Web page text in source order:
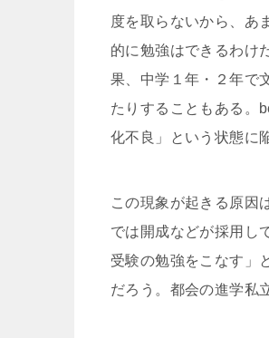
度を取らないから、あ
的に勉強はできるわけ
果、中学１年・２年で
たりすることもある。
化不良」という状態に
この現象が起きる原因
では開成などが採用し
受験の勉強をこなす」
だろう。都会の進学私